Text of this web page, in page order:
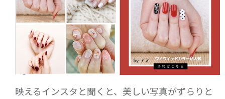
映えるインスタと聞くと、美しい写真がずらりと